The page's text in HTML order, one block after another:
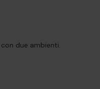
due ambienti.